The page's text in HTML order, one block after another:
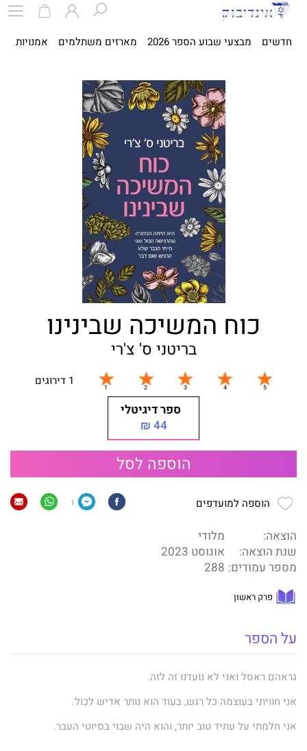
חדשים מבצעי שבוע הספר 2026 מארזים משתלמים אמנויות
כוח המשיכה שבינינו
בריטני ס' צ'רי
1 דירוגים
ספר דיגיטלי
44 ₪
הוספה לסל
הוספה למועדפים 1
הוצאה:
מלודי
שנת הוצאה:
אוגוסט 2023
מספר עמודים: 288
פרק ראשון
על הספר
גראהם ראסל ואני לא נועדנו זה לזה.
אני חוויתי בעוצמה כל רגש, בעוד הוא נותר אדיש לכול.
אני חלמתי על עתיד טוב יותר, והוא היה שבוי בסיוטי העבר.